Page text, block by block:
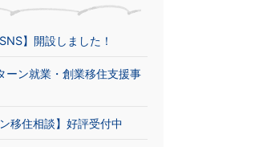
】開設しました！
ーン就業・創業移住支援事
ン移住相談】好評受付中